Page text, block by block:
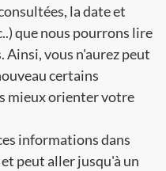
la date et
que nous pourrons lire
vous n'aurez peut
certains
mieux orienter votre
informations dans
peut aller jusqu'à un